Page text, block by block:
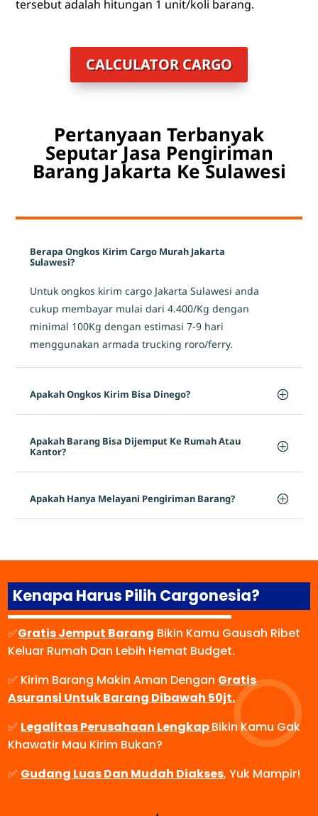
tersebut adalah hitungan 1 unit/koli barang.
CALCULATOR CARGO
Pertanyaan Terbanyak
Seputar Jasa Pengiriman
Barang Jakarta Ke Sulawesi
Berapa Ongkos Kirim Cargo Murah Jakarta
Sulawesi?
Untuk ongkos kirim cargo Jakarta Sulawesi anda
cukup membayar mulai dari 4.400/Kg dengan
minimal 100Kg dengan estimasi 7-9 hari
menggunakan armada trucking roro/ferry.
Apakah Ongkos Kirim Bisa Dinego?
Apakah Barang Bisa Dijemput Ke Rumah Atau
Kantor?
Apakah Hanya Melayani Pengiriman Barang?
Kenapa Harus Pilih Cargonesia?
✅Gratis Jemput Barang Bikin Kamu Gausah Ribet
Keluar Rumah Dan Lebih Hemat Budget.
✅ Kirim Barang Makin Aman Dengan Gratis
Asuransi Untuk Barang Dibawah 50jt.
✅ Legalitas Perusahaan LengkapBikin Kamu Gak
Khawatir Mau Kirim Bukan?
✅ Gudang Luas Dan Mudah Diakses, Yuk Mampir!